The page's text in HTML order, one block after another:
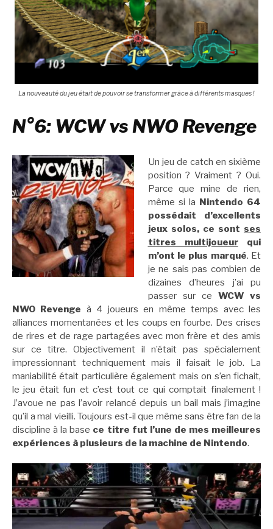
La nouveauté du jeu était de pouvoir se transformer grâce à différents masques !
N°6: WCW vs NWO Revenge
Un jeu de catch en sixième
position ? Vraiment ? Oui.
Parce que mine de rien,
même si la Nintendo 64
possédait d’excellents
jeux solos, ce sont ses
titres multijoueurqui
m’ont le plus marqué. Et
je ne sais pas combien de
dizaines d’heures j’ai pu
passer sur ce WCW vs
NWO Revenge à 4 joueurs en même temps avec les
alliances momentanées et les coups en fourbe. Des crises
de rires et de rage partagées avec mon frère et des amis
sur ce titre. Objectivement il n’était pas spécialement
impressionnant techniquement mais il faisait le job. La
maniabilité était particulière également mais on s’en fichait,
le jeu était fun et c’est tout ce qui comptait finalement !
J’avoue ne pas l’avoir relancé depuis un bail mais j’imagine
qu’il a mal vieilli. Toujours est-il que même sans être fan de la
discipline à la base ce titre fut l’une de mes meilleures
expériences à plusieurs de la machine de Nintendo.